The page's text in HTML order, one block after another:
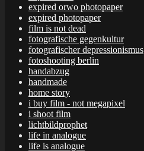
expired orwo photopaper
expired photopaper
film is not dead
fotografische gegenkultur
fotografischer depressionismus
fotoshooting berlin
handabzug
handmade
home story
i buy film - not megapixel
i shoot film
lichtbildprophet
life in analogue
life is analogue